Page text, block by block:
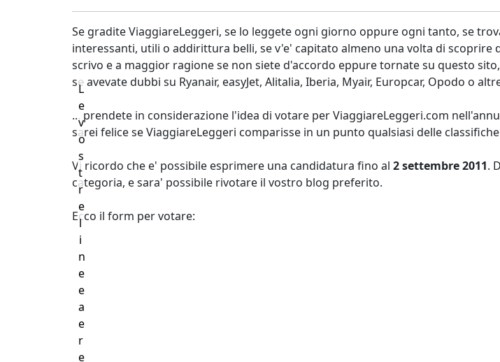
Se gradite ViaggiareLeggeri, se lo leggete ogni giorno oppure ogni tanto, se
interessanti, utili o addirittura belli, se v'e' capitato almeno una volta di scoprire
scrivo e a maggior ragione se non siete d'accordo eppure tornate su questo
se avevate dubbi su Ryanair, easyJet, Alitalia, Iberia, Myair, Europcar, Opodo o
... prendete in considerazione l'idea di votare per ViaggiareLeggeri.com
sarei felice se ViaggiareLeggeri comparisse in un punto qualsiasi delle
Vi ricordo che e' possibile esprimere una candidatura fino al 2 settembre 2011.
categoria, e sara' possibile rivotare il vostro blog preferito.
Ecco il form pervotare:
L
e
v
o
s
t
r
e
l
i
n
e
e
a
e
r
e